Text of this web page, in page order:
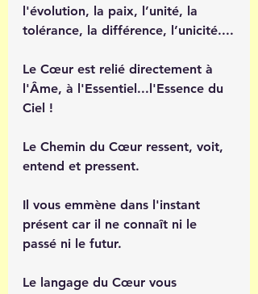
l'évolution, la paix, l’unité, la
tolérance, la différence, l’unicité....
Le Cœur est relié directement à
l'Âme, à l'Essentiel...l'Essence du
Ciel !
Le Chemin du Cœur ressent, voit,
entend et pressent.
Il vous emmène dans l'instant
présent car il ne connaît ni le
passé ni le futur.
Le langage du Cœur vous